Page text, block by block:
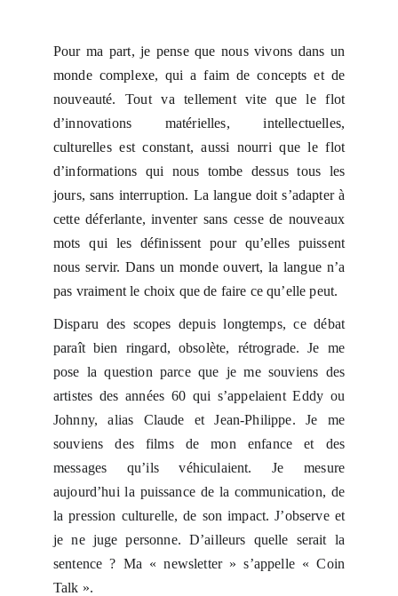
Pour ma part, je pense que nous vivons dans un
monde complexe, qui a faim de concepts et de
nouveauté. Tout va tellement vite que le flot
d’innovations matérielles, intellectuelles,
culturelles est constant, aussi nourri que le flot
d’informations qui nous tombe dessus tous les
jours, sans interruption. La langue doit s’adapter à
cette déferlante, inventer sans cesse de nouveaux
mots qui les définissent pour qu’elles puissent
nous servir. Dans un monde ouvert, la langue n’a
pas vraiment le choix que de faire ce qu’elle peut.
Disparu des scopes depuis longtemps, ce débat
paraît bien ringard, obsolète, rétrograde. Je me
pose la question parce que je me souviens des
artistes des années 60 qui s’appelaient Eddy ou
Johnny, alias Claude et Jean-Philippe. Je me
souviens des films de mon enfance et des
messages qu’ils véhiculaient. Je mesure
aujourd’hui la puissance de la communication, de
la pression culturelle, de son impact. J’observe et
je ne juge personne. D’ailleurs quelle serait la
sentence ? Ma « newsletter » s’appelle « Coin
Talk ».